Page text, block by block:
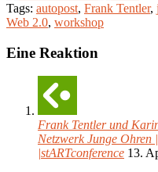
Tags: autopost, Frank Tentler,
Web 2.0, workshop
Eine Reaktion
Frank Tentler und
Netzwerk Junge Ohren
|stARTconference 13.